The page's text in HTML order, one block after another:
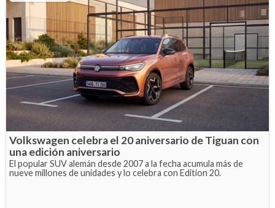
Volkswagen celebra el 20 aniversario de Tiguan con
una edición aniversario
El popular SUV alemán desde 2007 a la fecha acumula más de
nueve millones de unidades y lo celebra con Edition 20.